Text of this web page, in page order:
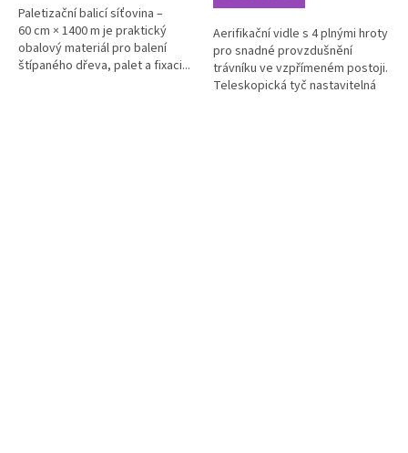
Paletizační balicí síťovina –
60 cm × 1400 m je praktický
obalový materiál pro balení
štípaného dřeva, palet a fixaci...
Aerifikační vidle s 4 plnými hroty
pro snadné provzdušnění
trávníku ve vzpřímeném postoji.
Teleskopická tyč nastavitelná